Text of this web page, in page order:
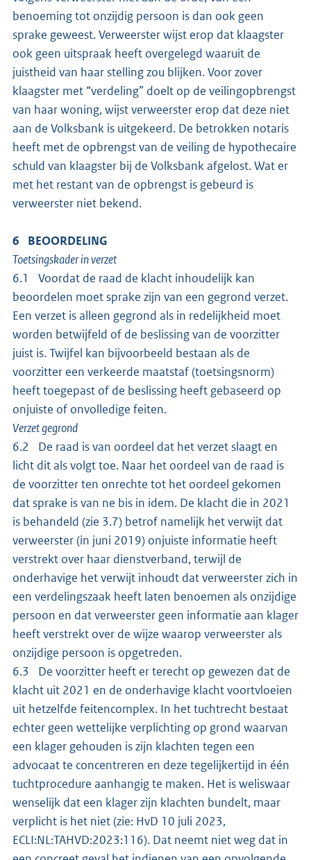
benoeming tot onzijdig persoon is dan ook geen
sprake geweest. Verweerster wijst erop dat klaagster
ook geen uitspraak heeft overgelegd waaruit de
juistheid van haar stelling zou blijken. Voor zover
klaagster met “verdeling” doelt op de veilingopbrengst
van haar woning, wijst verweerster erop dat deze niet
aan de Volksbank is uitgekeerd. De betrokken notaris
heeft met de opbrengst van de veiling de hypothecaire
schuld van klaagster bij de Volksbank afgelost. Wat er
met het restant van de opbrengst is gebeurd is
verweerster niet bekend.
6 BEOORDELING
Toetsingskader in verzet
6.1 Voordat de raad de klacht inhoudelijk kan
beoordelen moet sprake zijn van een gegrond verzet.
Een verzet is alleen gegrond als in redelijkheid moet
worden betwijfeld of de beslissing van de voorzitter
juist is. Twijfel kan bijvoorbeeld bestaan als de
voorzitter een verkeerde maatstaf (toetsingsnorm)
heeft toegepast of de beslissing heeft gebaseerd op
onjuiste of onvolledige feiten.
Verzet gegrond
6.2 De raad is van oordeel dat het verzet slaagt en
licht dit als volgt toe. Naar het oordeel van de raad is
de voorzitter ten onrechte tot het oordeel gekomen
dat sprake is van ne bis in idem. De klacht die in 2021
is behandeld (zie 3.7) betrof namelijk het verwijt dat
verweerster (in juni 2019) onjuiste informatie heeft
verstrekt over haar dienstverband, terwijl de
onderhavige het verwijt inhoudt dat verweerster zich in
een verdelingszaak heeft laten benoemen als onzijdige
persoon en dat verweerster geen informatie aan klager
heeft verstrekt over de wijze waarop verweerster als
onzijdige persoon is opgetreden.
6.3 De voorzitter heeft er terecht op gewezen dat de
klacht uit 2021 en de onderhavige klacht voortvloeien
uit hetzelfde feitencomplex. In het tuchtrecht bestaat
echter geen wettelijke verplichting op grond waarvan
een klager gehouden is zijn klachten tegen een
advocaat te concentreren en deze tegelijkertijd in één
tuchtprocedure aanhangig te maken. Het is weliswaar
wenselijk dat een klager zijn klachten bundelt, maar
verplicht is het niet (zie: HvD 10 juli 2023,
ECLI:NL:TAHVD:2023:116). Dat neemt niet weg dat in